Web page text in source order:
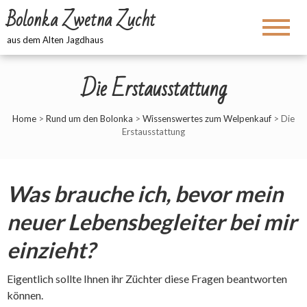
Bolonka Zwetna Zucht
aus dem Alten Jagdhaus
Die Erstausstattung
Home > Rund um den Bolonka > Wissenswertes zum Welpenkauf > Die
Erstausstattung
Was brauche ich, bevor mein
neuer Lebensbegleiter bei mir
einzieht?
Eigentlich sollte Ihnen ihr Züchter diese Fragen beantworten
können.